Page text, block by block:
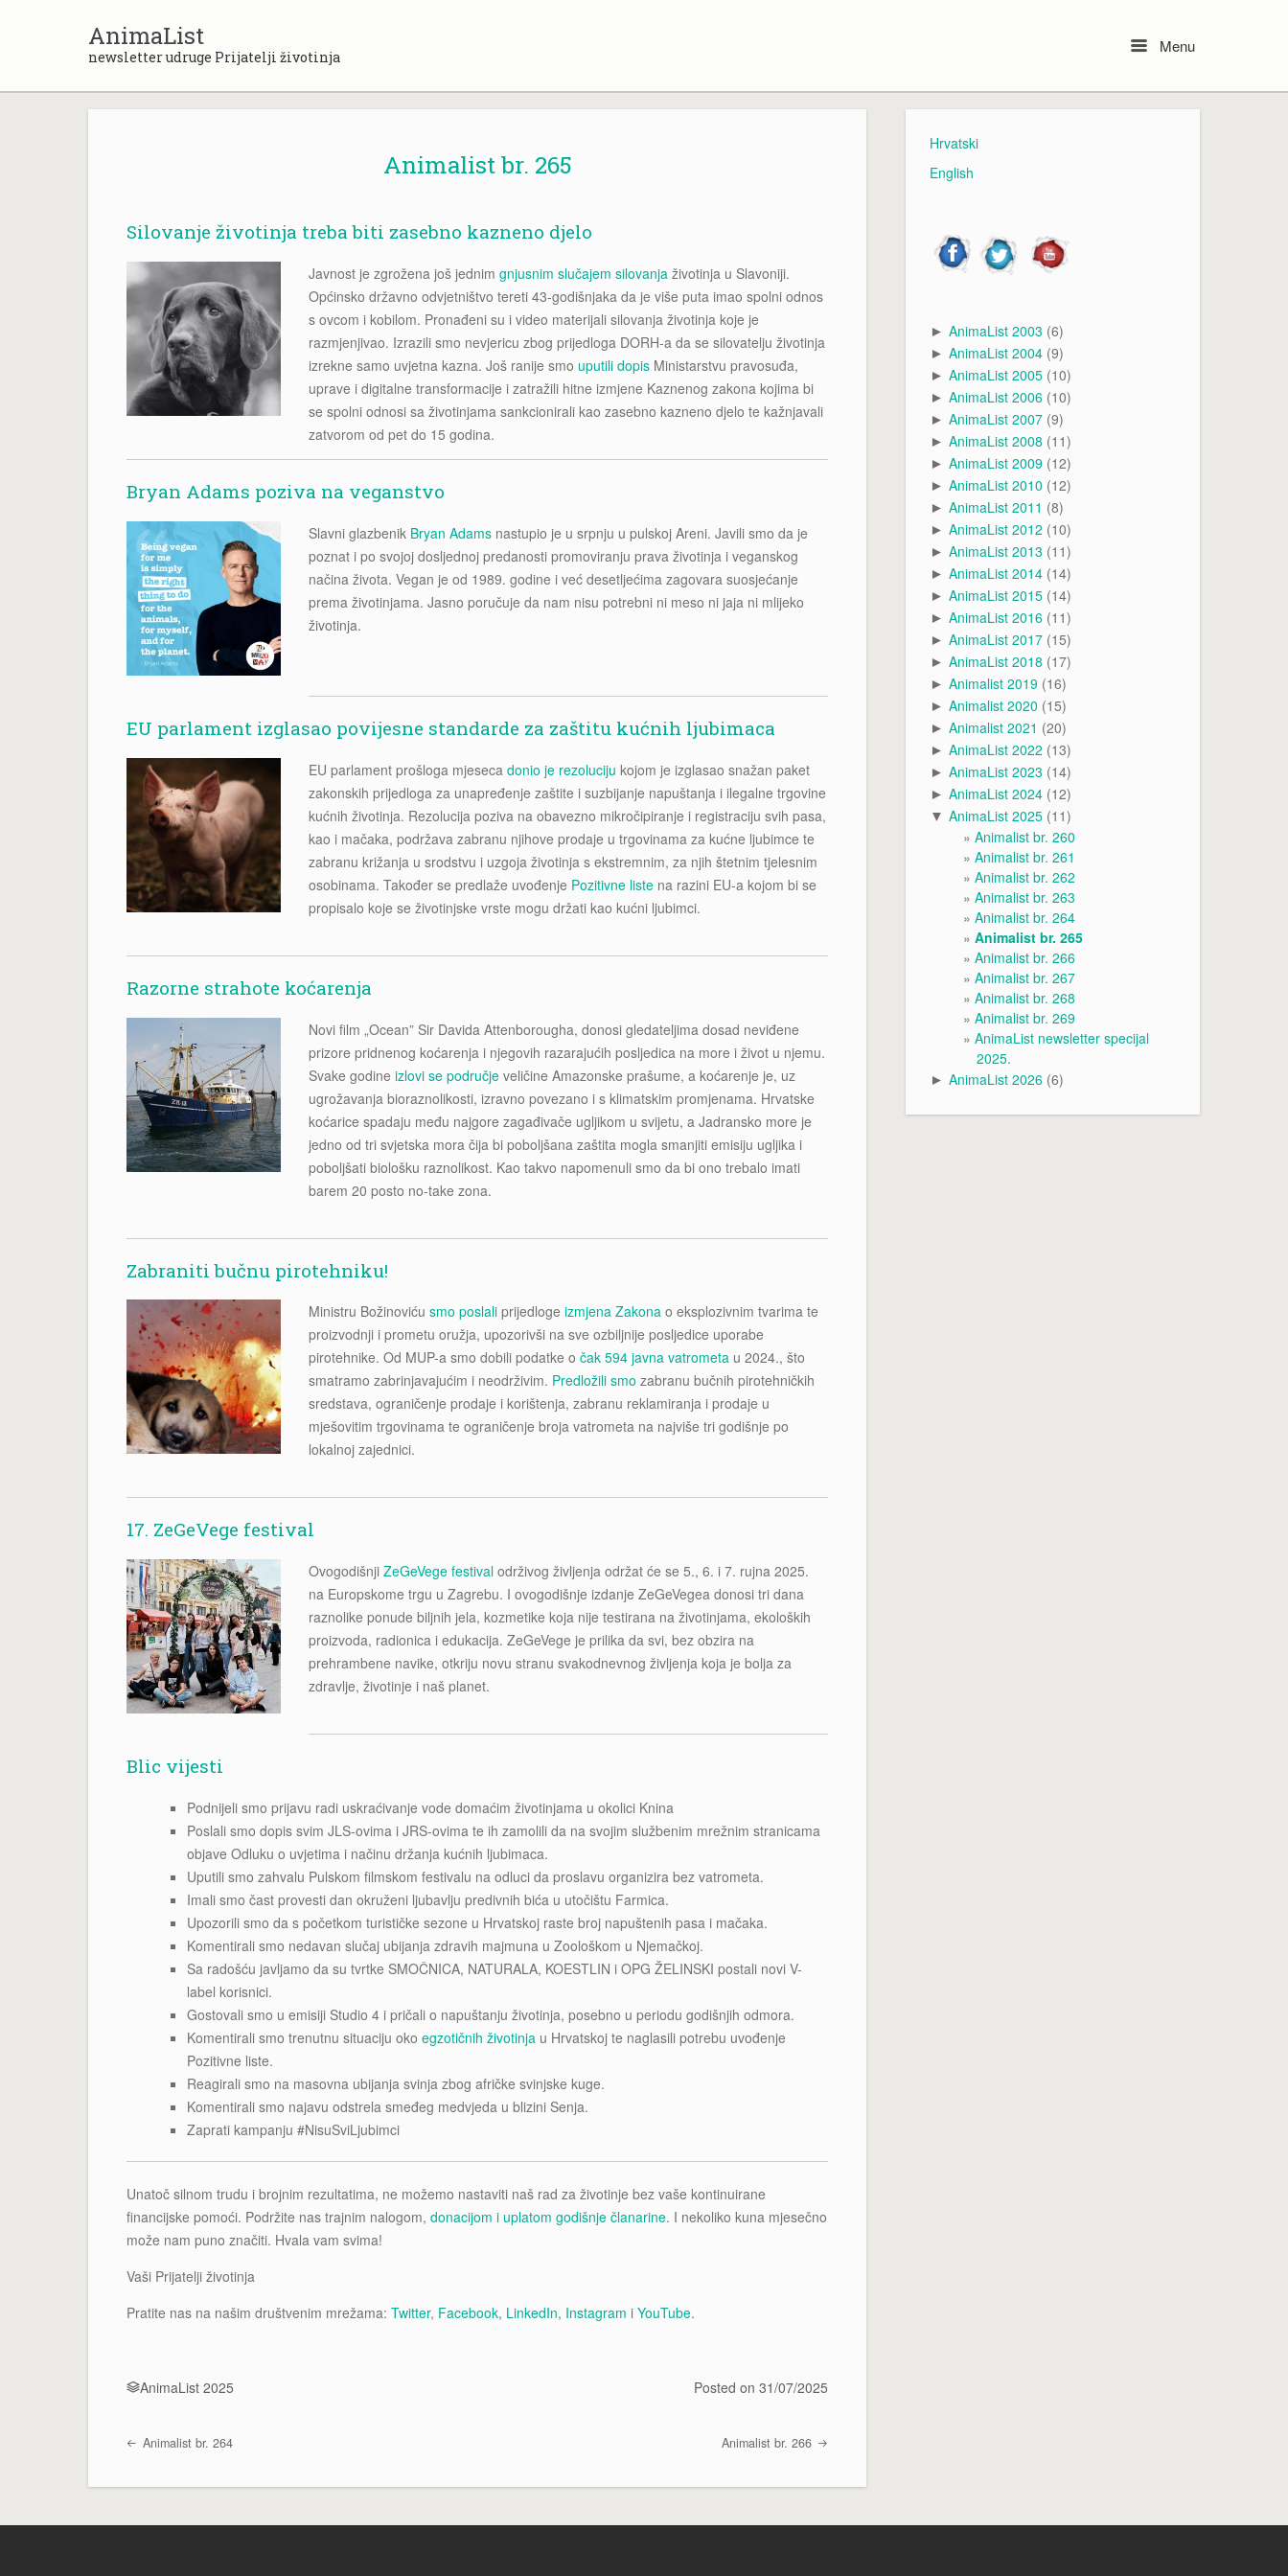
AnimaList
newsletter udruge Prijatelji životinja
MenuMenu
Animalist br. 265
Silovanje životinja treba biti zasebno kazneno djelo
Javnost je zgrožena još jednimgnjusnim slučajem silovanja životinja u Slavoniji.
Općinsko državno odvjetništvo tereti 43-godišnjaka da je više puta imao spolni odnos
s ovcom i kobilom. Pronađeni su i video materijali silovanja životinja koje je
razmjenjivao. Izrazili smo nevjericu zbog prijedloga DORH-a da se silovatelju životinja
izrekne samo uvjetna kazna. Još ranije smo uputili dopis Ministarstvu pravosuđa,
uprave i digitalne transformacije i zatražili hitne izmjene Kaznenog zakona kojima bi
se spolni odnosi sa životinjama sankcionirali kao zasebno kazneno djelo te kažnjavali
zatvorom od pet do 15 godina.
Bryan Adams poziva na veganstvo
Slavni glazbenik Bryan Adams nastupio je u srpnju u pulskoj Areni. Javili smo da je
poznat i po svojoj dosljednoj predanosti promoviranju prava životinja i veganskog
načina života. Vegan je od 1989. godine i već desetljećima zagovara suosjećanje
prema životinjama. Jasno poručuje da nam nisu potrebni ni meso ni jaja ni mlijeko
životinja.
EU parlament izglasao povijesne standarde za zaštitu kućnih ljubimaca
EU parlament prošloga mjesecadonio je rezoluciju kojom je izglasao snažan paket
zakonskih prijedloga za unapređenje zaštite i suzbijanje napuštanja i ilegalne trgovine
kućnih životinja. Rezolucija poziva na obavezno mikročipiranje i registraciju svih pasa,
kao i mačaka, podržava zabranu njihove prodaje u trgovinama za kućne ljubimce te
zabranu križanja u srodstvu i uzgoja životinja s ekstremnim, za njih štetnim tjelesnim
osobinama. Također se predlaže uvođenje Pozitivne liste na razini EU-a kojom bi se
propisalo koje se životinjske vrste mogu držati kao kućni ljubimci.
Razorne strahote koćarenja
Novi film „Ocean” Sir Davida Attenborougha, donosi gledateljima dosad neviđene
prizore pridnenog koćarenja i njegovih razarajućih posljedica na more i život u njemu.
Svake godineizlovi se područje veličine Amazonske prašume, a koćarenje je, uz
ugrožavanja bioraznolikosti, izravno povezano i s klimatskim promjenama. Hrvatske
koćarice spadaju među najgore zagađivače ugljikom u svijetu, a Jadransko more je
jedno od tri svjetska mora čija bi poboljšana zaštita mogla smanjiti emisiju ugljika i
poboljšati biološku raznolikost. Kao takvo napomenuli smo da bi ono trebalo imati
barem 20 posto no-take zona.
Zabraniti bučnu pirotehniku!
Ministru Božinovićusmo poslaliprijedlogeizmjena Zakona o eksplozivnim tvarima te
proizvodnji i prometu oružja, upozorivši na sve ozbiljnije posljedice uporabe
pirotehnike. Od MUP-a smo dobili podatke očak 594 javna vatrometa u 2024., što
smatramo zabrinjavajućim i neodrživim. Predložili smo zabranu bučnih pirotehničkih
sredstava, ograničenje prodaje i korištenja, zabranu reklamiranja i prodaje u
mješovitim trgovinama te ograničenje broja vatrometa na najviše tri godišnje po
lokalnoj zajednici.
17. ZeGeVege festival
OvogodišnjiZeGeVege festival održivog življenja održat će se 5., 6. i 7. rujna 2025.
na Europskome trgu u Zagrebu. I ovogodišnje izdanje ZeGeVegea donosi tri dana
raznolike ponude biljnih jela, kozmetike koja nije testirana na životinjama, ekoloških
proizvoda, radionica i edukacija. ZeGeVege je prilika da svi, bez obzira na
prehrambene navike, otkriju novu stranu svakodnevnog življenja koja je bolja za
zdravlje, životinje i naš planet.
Blic vijesti
Podnijeli smo prijavu radi uskraćivanje vode domaćim životinjama u okolici Knina
Poslali smo dopis svim JLS-ovima i JRS-ovima te ih zamolili da na svojim službenim mrežnim stranicama
objave Odluku o uvjetima i načinu držanja kućnih ljubimaca.
Uputili smo zahvalu Pulskom filmskom festivalu na odluci da proslavu organizira bez vatrometa.
Imali smo čast provesti dan okruženi ljubavlju predivnih bića u utočištu Farmica.
Upozorili smo da s početkom turističke sezone u Hrvatskoj raste broj napuštenih pasa i mačaka.
Komentirali smo nedavan slučaj ubijanja zdravih majmuna u Zoološkom u Njemačkoj.
Sa radošću javljamo da su tvrtke SMOČNICA, NATURALA, KOESTLIN i OPG ŽELINSKI postali novi V-
label korisnici.
Gostovali smo u emisiji Studio 4 i pričali o napuštanju životinja, posebno u periodu godišnjih odmora.
Komentirali smo trenutnu situaciju oko egzotičnih životinja u Hrvatskoj te naglasili potrebu uvođenje
Pozitivne liste.
Reagirali smo na masovna ubijanja svinja zbog afričke svinjske kuge.
Komentirali smo najavu odstrela smeđeg medvjeda u blizini Senja.
Zaprati kampanju #NisuSviLjubimci
Unatoč silnom trudu i brojnim rezultatima, ne možemo nastaviti naš rad za životinje bez vaše kontinuirane
financijske pomoći. Podržite nas trajnim nalogom, donacijom i uplatom godišnje članarine. I nekoliko kuna mjesečno
može nam puno značiti. Hvala vam svima!
Vaši Prijatelji životinja
Pratite nas na našim društvenim mrežama: Twitter, Facebook, LinkedIn, Instagram i YouTube.
AnimaList 2025 Posted on 31/07/2025
Post navigation
Animalist br. 264 Animalist br. 266
Hrvatski
English
► AnimaList 2003 (6)
► AnimaList 2004(9)
► AnimaList 2005(10)
► AnimaList 2006(10)
► AnimaList 2007(9)
► AnimaList 2008 (11)
► AnimaList 2009(12)
► AnimaList 2010 (12)
► AnimaList 2011 (8)
► AnimaList 2012 (10)
► AnimaList 2013 (11)
► AnimaList 2014(14)
► AnimaList 2015(14)
► AnimaList 2016(11)
► AnimaList 2017(15)
► AnimaList 2018 (17)
► Animalist 2019(16)
► Animalist 2020 (15)
► Animalist 2021 (20)
► AnimaList 2022 (13)
► AnimaList 2023 (14)
► AnimaList 2024(12)
▼ AnimaList 2025(11)
Animalist br. 260
Animalist br. 261
Animalist br. 262
Animalist br. 263
Animalist br. 264
Animalist br. 265
Animalist br. 266
Animalist br. 267
Animalist br. 268
Animalist br. 269
AnimaList newsletter specijal
2025.
► AnimaList 2026(6)